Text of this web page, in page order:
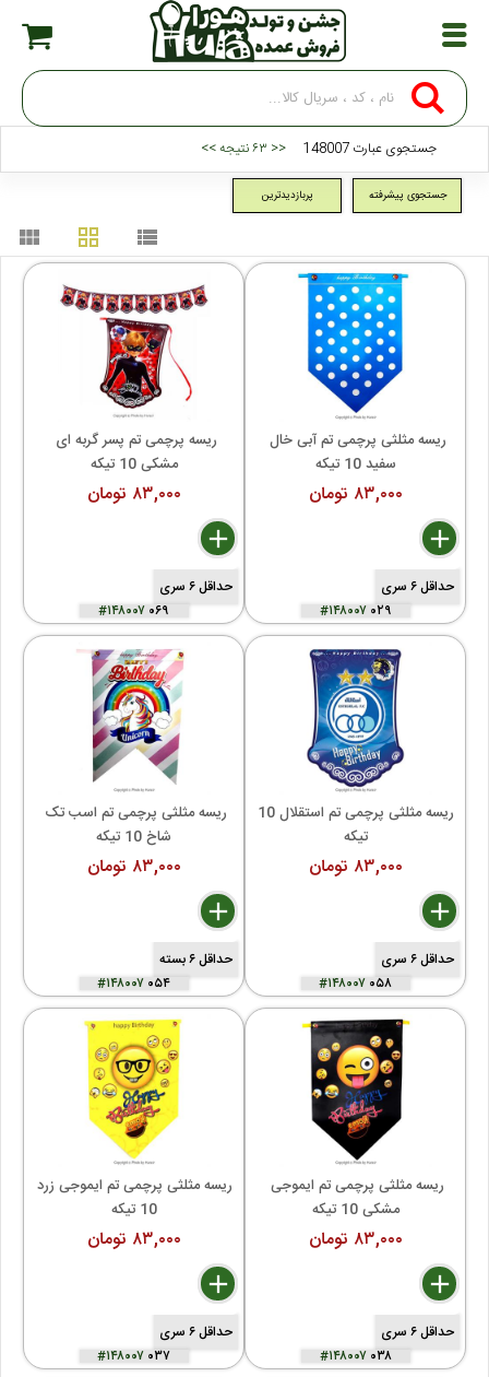
جستجوی عبارت 148007 << ۶۳ نتیجه >>
جستجوی پیشرفته پربازدیدترین
view_module grid_view view_list
مشکی 10 تیکه
۸۳,۰۰۰ تومان
delete
remove
add
حداقل ۶ سری
#۱۴۸۰۰۷ ۰۶۹
سفید 10 تیکه
۸۳,۰۰۰ تومان
delete
remove
add
حداقل ۶ سری
#۱۴۸۰۰۷۰۲۹
شاخ 10 تیکه
۸۳,۰۰۰ تومان
delete
remove
add
حداقل ۶ بسته
#۱۴۸۰۰۷ ۰۵۴
تیکه
۸۳,۰۰۰ تومان
delete
remove
add
حداقل ۶ سری
#۱۴۸۰۰۷ ۰۵۸
10 تیکه
۸۳,۰۰۰ تومان
delete
remove
add
حداقل ۶ سری
#۱۴۸۰۰۷ ۰۳۷
مشکی 10 تیکه
۸۳,۰۰۰ تومان
delete
remove
add
حداقل ۶ سری
#۱۴۸۰۰۷۰۳۸